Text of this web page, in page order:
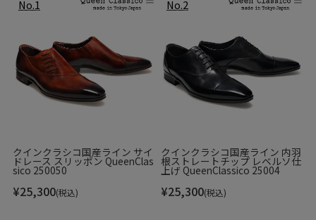
ライニング(内側の革)を袋状に仕立てる“ボロネーゼ製
法”で、まるで足を包み込まれるような履き心地です。
クインクラシコ国産ライン サイ
ドレース スリッポン QueenClas
sico 250050
¥25,300(税込)
クインクラシコ国産ライン 内羽
根ストレートチップ レベルソ仕
上げ QueenClassico 25004
¥25,300(税込)